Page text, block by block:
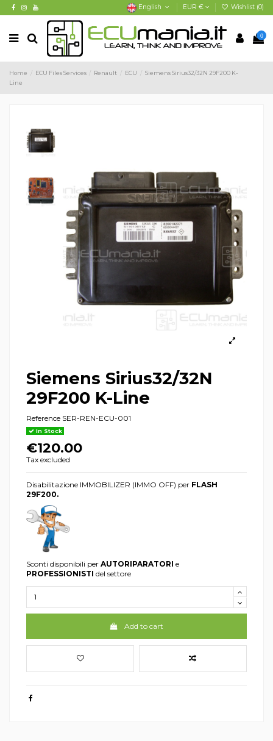
English EUR € Wishlist (0)
0
Home ECU Files Services Renault ECU
Siemens Sirius32/32N 29F200 K-
Line
Siemens Sirius32/32N
29F200 K-Line
Reference SER-REN-ECU-001
In Stock
€120.00
Tax excluded
Disabilitazione IMMOBILIZER (IMMO OFF) per FLASH
29F200.
Sconti disponibili per AUTORIPARATORI e
PROFESSIONISTI del settore
Add to cart